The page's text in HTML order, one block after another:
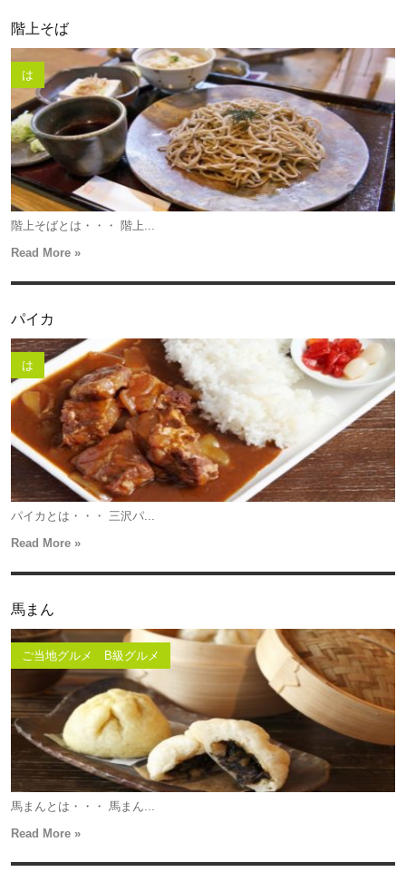
階上そば
は
階上そばとは・・・ 階上...
Read More »
パイカ
は
パイカとは・・・ 三沢パ...
Read More »
馬まん
ご当地グルメ B級グルメ
馬まんとは・・・ 馬まん...
Read More »